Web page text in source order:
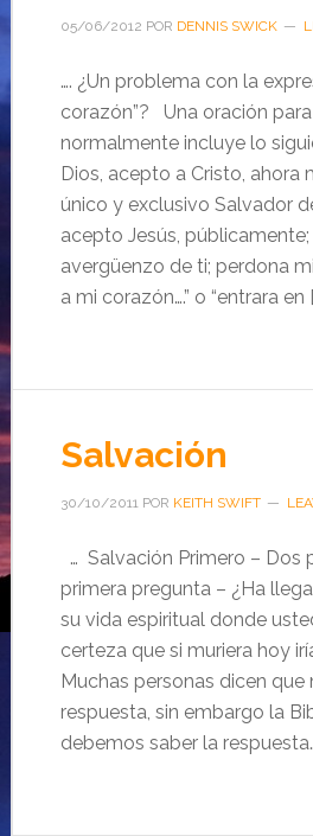
05/06/2012 POR DENNIS SWICK
…. ¿Un problema con la
corazón”? Una oración
normalmente incluye lo
Dios, acepto a Cristo, ahora
único y exclusivo Salvador
acepto Jesús,
avergüenzo de ti; perdona
a mi corazón….” o “entrara en
Salvación
30/10/2011POR KEITH SWIFT
… Salvación Primero –
primera pregunta – ¿Ha
su vida espiritual donde
certeza que si muriera hoy
Muchas personas dicen que
respuesta, sin embargo la
debemos saber la